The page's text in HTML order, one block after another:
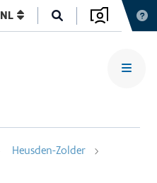
NL
Heusden-Zolder